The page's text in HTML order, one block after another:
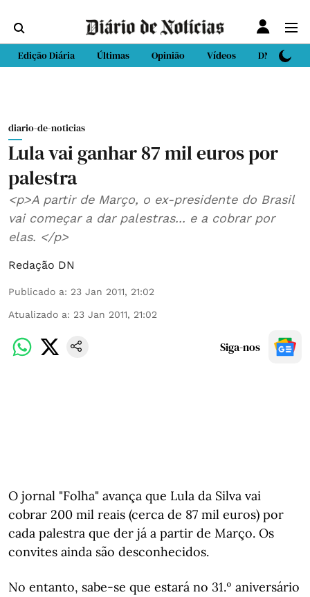
Edição Diária Últimas Opinião Vídeos DN Sport
diario-de-noticias
Lula vai ganhar 87 mil euros por
palestra
<p>A partir de Março, o ex-presidente do Brasil
vai começar a dar palestras... e a cobrar por
elas. </p>
Redação DN
Publicado a: 23 Jan 2011, 21:02
Atualizado a: 23 Jan 2011, 21:02
Siga-nos
O jornal "Folha" avança que Lula da Silva vai
cobrar 200 mil reais (cerca de 87 mil euros) por
cada palestra que der já a partir de Março. Os
convites ainda são desconhecidos.
No entanto, sabe-se que estará no 31.º aniversário